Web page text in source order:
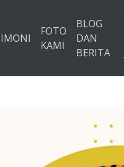
FOTO
KAMI
BLOG
DAN
BERITA